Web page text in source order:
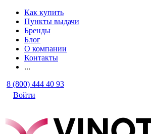
Как купить
Пункты выдачи
Бренды
Блог
О компании
Контакты
...
8 (800) 444 40 93
Войти